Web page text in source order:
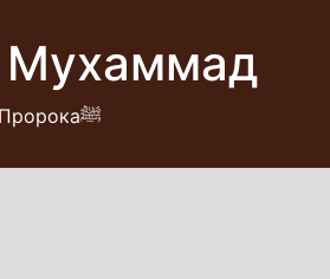
Мухаммад
Жизнь последнего Пророкаﷺ